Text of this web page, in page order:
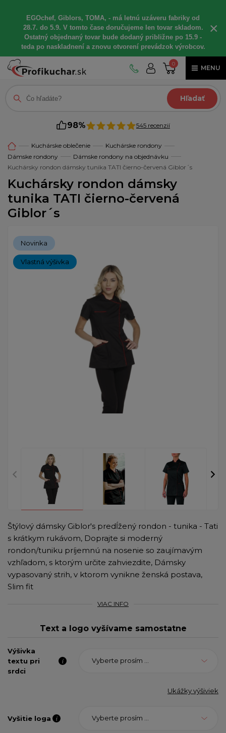
EGOchef, Giblors, TOMA, - má letnú uzáveru fabriky od
28.7. do 5.9. V tomto čase doručujeme len tovar skladom.
Ostatný objednaný tovar bude dodaný približne po 15.9 -
teda po naskladnení a znovu otvorení prevádzok výrobcov.
×
0
MENU
Hľadať
98% 545 recenzií
Kuchárske oblečenie
Kuchárske rondony
Dámske rondony
Dámske rondony na objednávku
Kuchársky rondon dámsky tunika TATI čierno-červená Giblor´s
Kuchársky rondon dámsky
tunika TATI čierno-červená
Giblor´s
Novinka
Vlastná výšivka
Štýlový dámsky Giblor's predĺžený rondon - tunika - Tati
s krátkym rukávom, Doprajte si moderný
rondon/tuniku príjemnú na nosenie so zaujímavým
vzhľadom, s ktorým určite zahviezdite, Dámsky
vypasovaný strih, v ktorom vynikne ženská postava,
Slim fit
VIAC INFO
Text a logo vyšívame samostatne
Výšivka
textu pri
srdci
Vyberte prosím ...
Ukážky výšiviek
Vyšitie loga Vyberte prosím ...